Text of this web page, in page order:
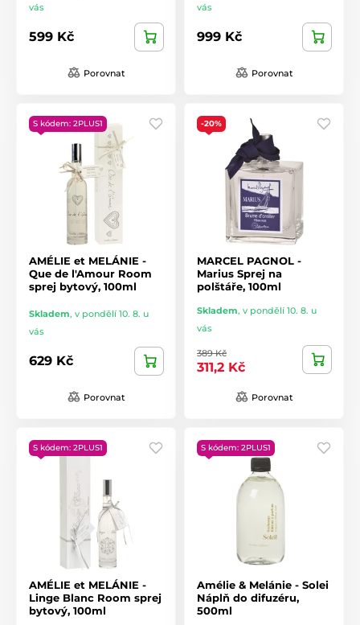
vás
599 Kč
Porovnat
vás
999 Kč
Porovnat
S kódem: 2PLUS1
AMÉLIE et MELÁNIE -
Que de l'Amour Room
sprej bytový, 100ml
Skladem, v pondělí 10. 8. u
vás
629 Kč
Porovnat
-20%
MARCEL PAGNOL -
Marius Sprej na
polštáře, 100ml
Skladem, v pondělí 10. 8. u
vás
389 Kč
311,2 Kč
Porovnat
S kódem: 2PLUS1
AMÉLIE et MELÁNIE -
Linge Blanc Room sprej
bytový, 100ml
S kódem: 2PLUS1
Amélie & Melánie - Solei
Náplň do difuzéru,
500ml